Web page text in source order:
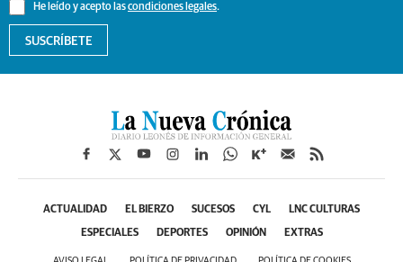
He leído y acepto lascondiciones legales.
SUSCRÍBETE
ACTUALIDAD EL BIERZO SUCESOS CYL LNC CULTURAS
ESPECIALES DEPORTES OPINIÓN EXTRAS